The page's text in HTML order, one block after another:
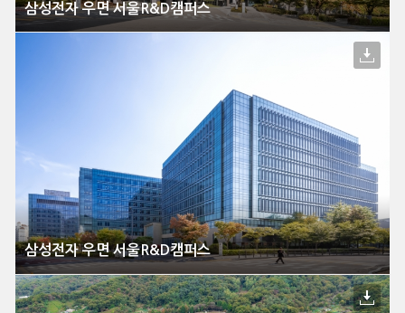
삼성전자 우면 서울R&D캠퍼스
삼성전자 우면 서울R&D캠퍼스